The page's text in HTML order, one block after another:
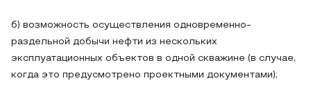
б) возможность осуществления одновременно-
раздельной добычи нефти из нескольких
эксплуатационных объектов в одной скважине (в случае,
когда это предусмотрено проектными документами);